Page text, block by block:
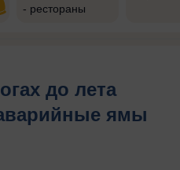
- рестораны
до лета
ямы